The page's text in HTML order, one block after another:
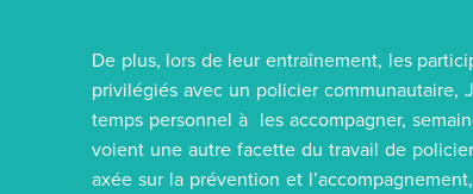
De plus, lors de leur entraînement, les
privilégiés avec un policier communautaire,
temps personnel à les accompagner,
voient une autre facette du travail de
axée sur la prévention et